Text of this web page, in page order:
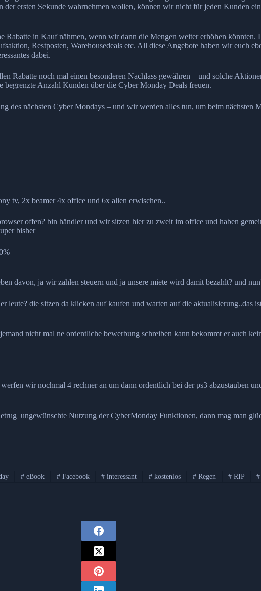
ersten Sekunde wahrnehmen wollen, können wir nicht für jeden Kunden
Rabatte in Kauf nähmen, wenn wir dann die Mengen weiter erhöhen könnten.
Restposten, Warehousedeals etc. All diese Angebote haben wir euch
dabei.
Rabatte noch mal einen besonderen Nachlass gewähren – und solche
Anzahl Kunden über die Cyber Monday Deals freuen.
des nächsten Cyber Mondays – und wir werden alles tun, um beim nächsten
tv, 2x beamer 4x office und 6x alien erwischen..
offen? bin händler und wir sitzen hier zu zweit im office und haben
bisher
davon, ja wir zahlen steuern und ja unsere miete wird damit bezahlt? und
leute? die sitzen da klicken auf kaufen und warten auf die aktualisierung..das
nicht mal ne ordentliche bewerbung schreiben kann bekommt er auch
wir nochmal 4 rechner an um dann ordentlich bei der ps3 abzustauben
ungewünschte Nutzung der CyberMonday Funktionen, dann mag man
#eBook #Facebook # interessant # kostenlos #Regen #RIP #